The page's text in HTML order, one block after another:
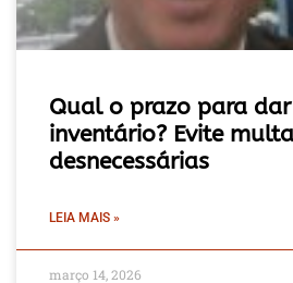
Qual o prazo para
inventário? Evite
desnecessárias
LEIA MAIS »
março 14, 2026